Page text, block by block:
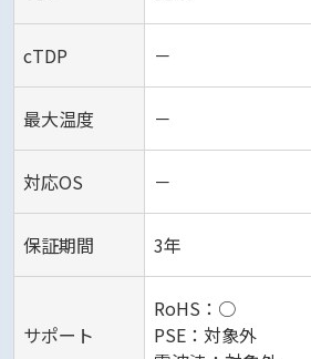
cTDP －
最大温度 －
対応OS －
保証期間 3年
サポート
RoHS：○
PSE：対象外